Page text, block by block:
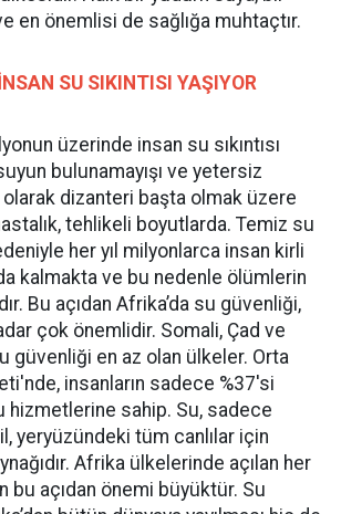
en önemlisi de sağlığa muhtaçtır.
SU SIKINTISI YAŞIYOR
üzerinde insan su sıkıntısı
bulunamayışı ve yetersiz
olarak dizanteri başta olmak üzere
tehlikeli boyutlarda. Temiz su
her yıl milyonlarca insan kirli
kalmakta ve bu nedenle ölümlerin
Bu açıdan Afrika’da su güvenliği,
çok önemlidir. Somali, Çad ve
güvenliği en az olan ülkeler. Orta
insanların sadece %37'si
hizmetlerine sahip. Su, sadece
yeryüzündeki tüm canlılar için
Afrika ülkelerinde açılan her
bu açıdan önemi büyüktür. Su